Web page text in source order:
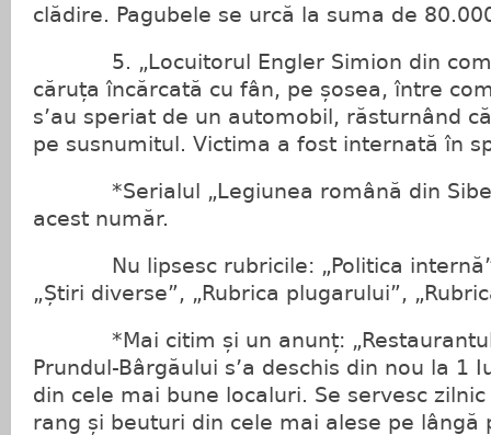
clădire. Pagubele se urcă la suma de
5. „Locuitorul Engler Simion din
căruța încărcată cu fân, pe șosea, între
s’au speriat de un automobil, răsturnând
pe susnumitul. Victima a fost internată în
*Serialul „Legiunea română din
acest număr.
Nu lipsesc rubricile: „Politica internă”,
„Știri diverse”, „Rubrica plugarului”,
*Mai citim și un anunț: „Restaurantul
Prundul-Bârgăului s’a deschis din nou la 1
din cele mai bune localuri. Se servesc
rang și beuturi din cele mai alese pe lângă